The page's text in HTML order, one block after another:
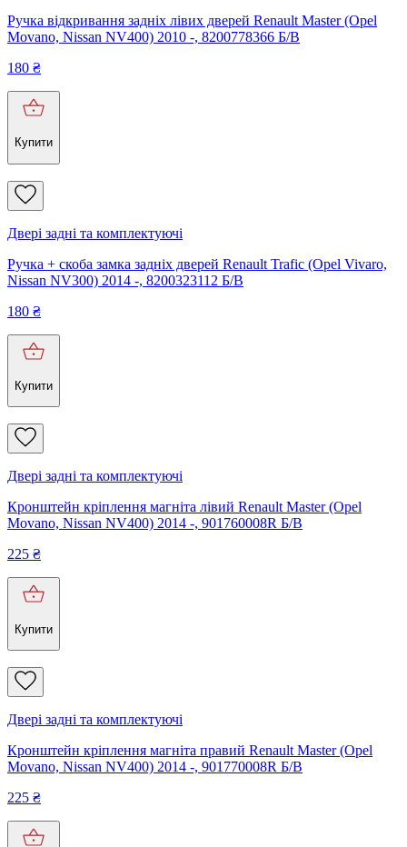
Ручка відкривання задніх лівих дверей Renault Master (Opel
Movano, Nissan NV400) 2010 -, 8200778366 Б/В
180 ₴
Купити
Двері задні та комплектуючі
Ручка + скоба замка задніх дверей Renault Trafic (Opel Vivaro,
Nissan NV300) 2014 -, 8200323112 Б/В
180 ₴
Купити
Двері задні та комплектуючі
Кронштейн кріплення магніта лівий Renault Master (Opel
Movano, Nissan NV400) 2014 -, 901760008R Б/В
225 ₴
Купити
Двері задні та комплектуючі
Кронштейн кріплення магніта правий Renault Master (Opel
Movano, Nissan NV400) 2014 -, 901770008R Б/В
225 ₴